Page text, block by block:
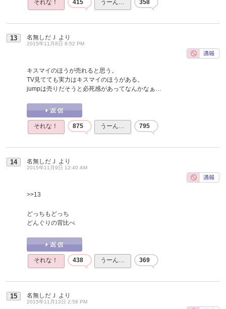
それな！ 415 うーん… 358
13 名無しだＪ より
2015年11月8日 8:52 PM
キスマイのほうが売れると思う。
TV見てても実力はキスマイのほうがある。
jumpは売りだそうと必死感があってなんかなぁ…
それな！ 875 うーん… 795
14 名無しだＪ より
2015年11月9日 12:40 AM
>>13
どっちもどっち
どんぐりの背比べ
それな！ 438 うーん… 369
15 名無しだＪ より
2015年11月13日 2:58 PM